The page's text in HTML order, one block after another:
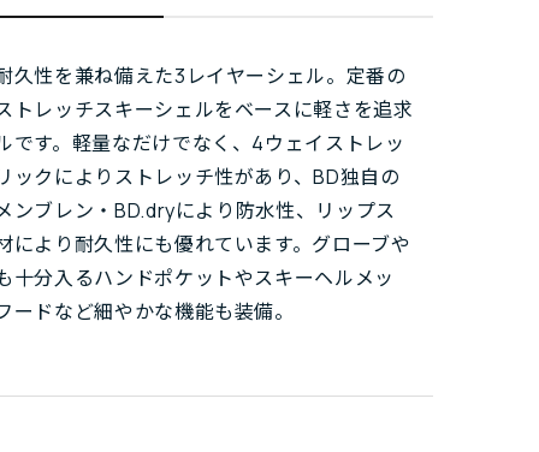
久性を兼ね備えた3レイヤーシェル。定番の
トレッチスキーシェルをベースに軽さを追求
です。軽量なだけでなく、4ウェイストレッ
ックによりストレッチ性があり、BD独自の
ンブレン・BD.dryにより防水性、リップス
により耐久性にも優れています。グローブや
十分入るハンドポケットやスキーヘルメッ
ードなど細やかな機能も装備。